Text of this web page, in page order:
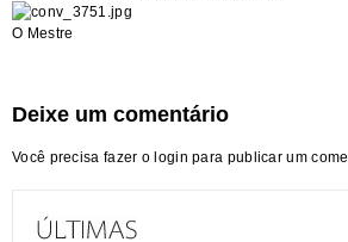
O Mestre
Deixe um comentário
Você precisa fazer o login para publicar um